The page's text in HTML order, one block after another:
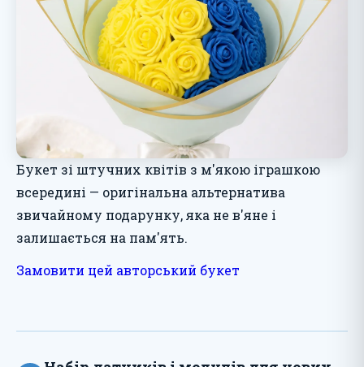
Букет зі штучних квітів з м'якою іграшкою
всередині — оригінальна альтернатива
звичайному подарунку, яка не в'яне і
залишається на пам'ять.
Замовити цей авторський букет